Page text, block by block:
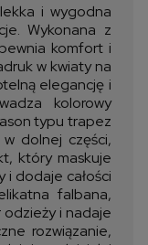
i wygodna
Wykonana z
komfort i
w kwiaty na
elegancję i
kolorowy
typu trapez
dolnej części,
który maskuje
i dodaje całości
falbana,
i nadaje
rozwiązanie,